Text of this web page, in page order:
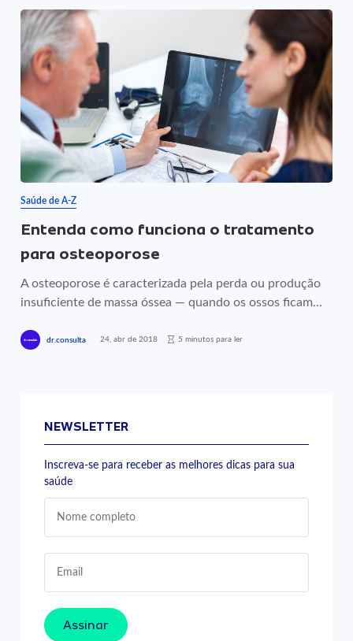
Saúde de A-Z
Entenda como funciona o tratamento
para osteoporose
A osteoporose é caracterizada pela perda ou produção
insuficiente de massa óssea — quando os ossos ficam...
dr.consulta 24, abr de 2018 5 minutos para ler
NEWSLETTER
Inscreva-se para receber as melhores dicas para sua
saúde
Assinar